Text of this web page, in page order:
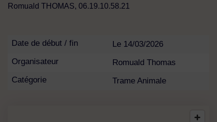
Romuald THOMAS, 06.19.10.58.21
Date de début / fin
Le 14/03/2026
Organisateur
Romuald Thomas
Catégorie
Trame Animale